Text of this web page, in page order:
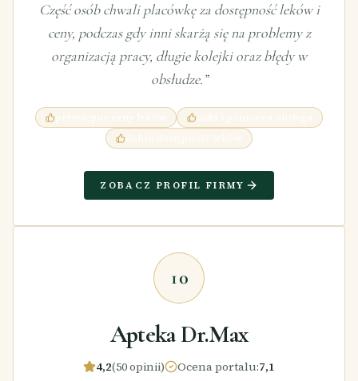
Część osób chwali placówkę za dostępność leków i
ceny, podczas gdy inni skarżą się na problemy z
organizacją pracy, długie kolejki oraz błędy w
obsłudze.”
ZOBACZ PROFIL FIRMY
10
Apteka Dr.Max
4,2(50 opinii) Ocena portalu:7,1